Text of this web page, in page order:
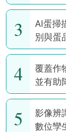
3
AI蛋掃
別與蛋
4
覆蓋作
並有助
5
影像辨
數位孿